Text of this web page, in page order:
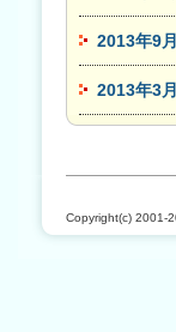
2013年9月
2013年3月
Copyright(c) 2001-